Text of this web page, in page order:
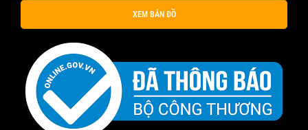
XEM BẢN ĐỒ